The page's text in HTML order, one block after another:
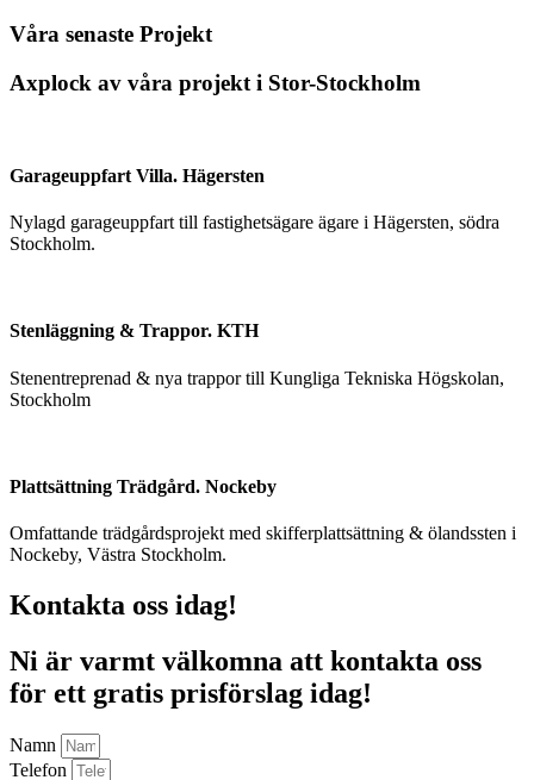
Våra senaste Projekt
Axplock av våra projekt i Stor-Stockholm
Garageuppfart Villa. Hägersten
Nylagd garageuppfart till fastighetsägare ägare i Hägersten, södra
Stockholm.
Stenläggning & Trappor. KTH
Stenentreprenad & nya trappor till Kungliga Tekniska Högskolan,
Stockholm
Plattsättning Trädgård. Nockeby
Omfattande trädgårdsprojekt med skifferplattsättning & ölandssten i
Nockeby, Västra Stockholm.
Kontakta oss idag!
Ni är varmt välkomna att kontakta oss
för ett gratis prisförslag idag!
Namn
Telefon